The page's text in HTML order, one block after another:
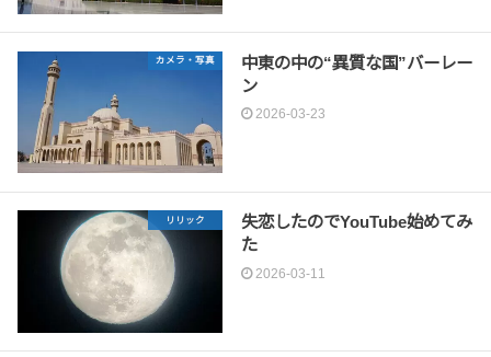
カメラ・写真
中東の中の“異質な国”バーレー
ン
2026-03-23
リリック
失恋したのでYouTube始めてみ
た
2026-03-11